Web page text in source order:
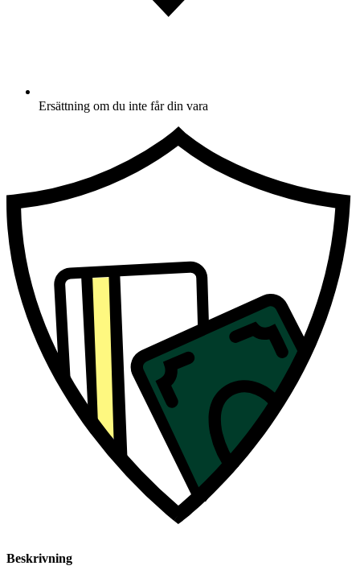
Ersättning om du inte får din vara
Beskrivning